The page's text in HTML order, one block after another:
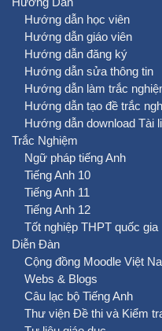
Hướng dẫn học viên
Hướng dẫn giáo viên
Hướng dẫn đăng ký
Hướng dẫn sửa thông tin
Hướng dẫn làm trắc
Hướng dẫn tạo đề trắc
Hướng dẫn download Tài
Trắc Nghiệm
Ngữ pháp tiếng Anh
Tiếng Anh 10
Tiếng Anh 11
Tiếng Anh 12
Tốt nghiệp THPT quốc gia
Diễn Đàn
Cộng đồng Moodle Việt
Webs & Blogs
Câu lạc bộ Tiếng Anh
Thư viện Đề thi và Kiểm